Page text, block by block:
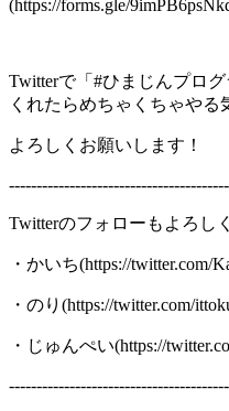
(https://forms.gle/
Twitterで「#ひまじんプロ
くれたらめちゃくちゃやる
よろしくお願いします！
Twitterのフォローもよろし
・かいち(https://twitter.com/
・のり(https://twitter.com/
・じゅんぺい(https://